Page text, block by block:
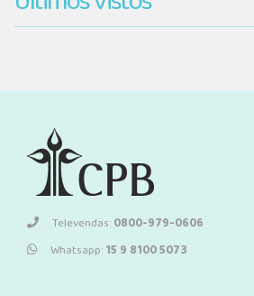
Televendas:0800-979-0606
Whatsapp:15 9 8100 5073